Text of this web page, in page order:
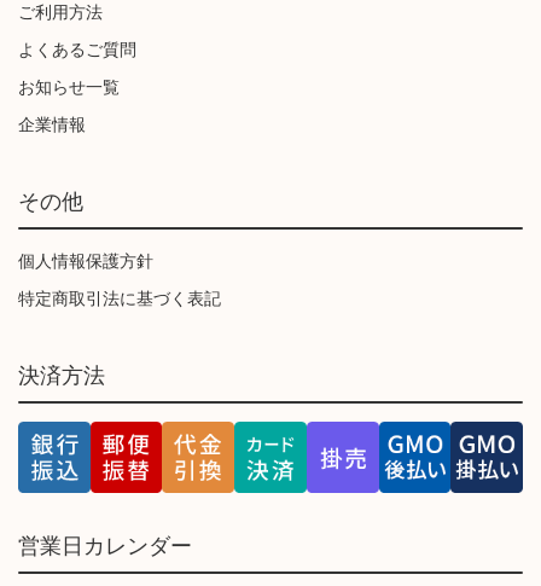
ご利用方法
よくあるご質問
お知らせ一覧
企業情報
その他
個人情報保護方針
特定商取引法に基づく表記
決済方法
営業日カレンダー